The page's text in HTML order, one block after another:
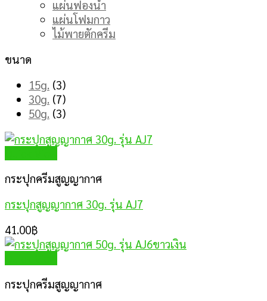
แผ่นฟองน้ำ
แผ่นโฟมกาว
ไม้พายตักครีม
ขนาด
15g. (3)
30g. (7)
50g. (3)
กระปุกครีมสูญญากาศ
กระปุกสูญญากาศ 30g. รุ่น AJ7
41.00฿
กระปุกครีมสูญญากาศ